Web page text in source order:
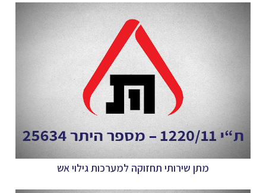
מתן שירותי תחזוקה למערכות גילוי אש